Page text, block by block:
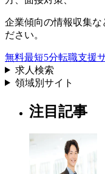
企業傾向の情報収集な
ださい。
無料最短5分転職支援
求人検索
領域別サイト
注目記事